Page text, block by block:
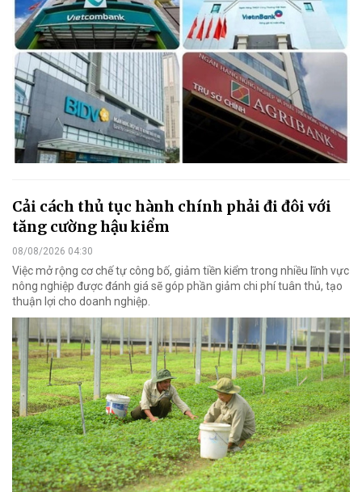
Cải cách thủ tục hành chính phải đi đôi với
tăng cường hậu kiểm
08/08/2026 04:30
Việc mở rộng cơ chế tự công bố, giảm tiền kiểm trong nhiều lĩnh vực
nông nghiệp được đánh giá sẽ góp phần giảm chi phí tuân thủ, tạo
thuận lợi cho doanh nghiệp.